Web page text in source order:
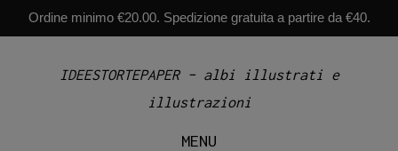
Ordine minimo €20.00. Spedizione gratuita a partire da €40.
IDEESTORTEPAPER – albi illustrati e
illustrazioni
MENU